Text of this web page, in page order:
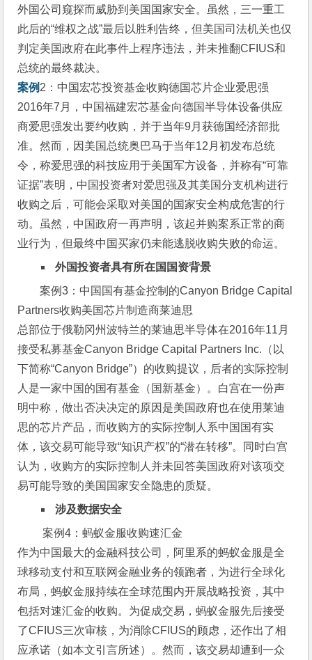
外国公司窥探而威胁到美国国家安全。虽然，三一重工
此后的“维权之战”最后以胜利告终，但美国司法机关也仅
判定美国政府在此事件上程序违法，并未推翻CFIUS和
总统的最终裁决。
案例 2：中国宏芯投资基金收购德国芯片企业爱思强
2016年7月，中国福建宏芯基金向德国半导体设备供应
商爱思强发出要约收购，并于当年9月获德国经济部批
准。然而，因美国总统奥巴马于当年12月初发布总统
令，称爱思强的科技应用于美国军方设备，并称有“可靠
证据”表明，中国投资者对爱思强及其美国分支机构进行
收购之后，可能会采取对美国的国家安全构成危害的行
动。虽然，中国政府一再声明，该起并购案系正常的商
业行为，但最终中国买家仍未能逃脱收购失败的命运。
外国投资者具有所在国国资背景
案例3：中国国有基金控制的Canyon Bridge Capital
Partners收购美国芯片制造商莱迪思
总部位于俄勒冈州波特兰的莱迪思半导体在2016年11月
接受私募基金Canyon Bridge Capital Partners Inc.（以
下简称“Canyon Bridge”）的收购提议，后者的实际控制
人是一家中国的国有基金（国新基金）。白宫在一份声
明中称，做出否决决定的原因是美国政府也在使用莱迪
思的芯片产品，而收购方的实际控制人系中国国有实
体，该交易可能导致“知识产权”的“潜在转移”。同时白宫
认为，收购方的实际控制人并未回答美国政府对该项交
易可能导致的美国国家安全隐患的质疑。
涉及数据安全
案例4：蚂蚁金服收购速汇金
作为中国最大的金融科技公司，阿里系的蚂蚁金服是全
球移动支付和互联网金融业务的领跑者，为进行全球化
布局，蚂蚁金服持续在全球范围内开展战略投资，其中
包括对速汇金的收购。为促成交易，蚂蚁金服先后接受
了CFIUS三次审核，为消除CFIUS的顾虑，还作出了相
应承诺（如本文引言所述）。然而，该交易却遭到一众